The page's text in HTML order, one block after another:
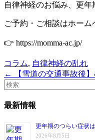
自律神経のお悩み、更年
ご予約・ご相談はホーム
👉 https://momma-ac.jp/
コラム, 自律神経の乱れ
← 【雪道の交通事故後
最新情報
更年期のつらい症状
2026年8月5日